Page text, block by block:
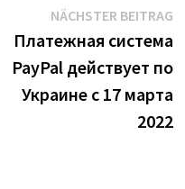
NÄCHSTER BEITRAG
Платежная система
PayPal действует по
Украине с 17 марта
2022